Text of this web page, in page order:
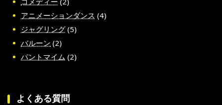
アニメーションダンス (4)
ジャグリング (5)
バルーン (2)
パントマイム (2)
よくある質問